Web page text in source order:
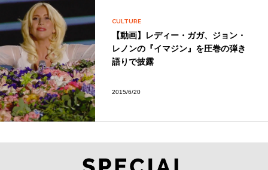
CULTURE
【動画】レディー・ガガ、ジョン・
レノンの『イマジン』を圧巻の弾き
語りで披露
2015/6/20